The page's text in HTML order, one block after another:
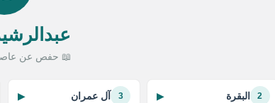
📖 حفص عن
2 البقرة ▶
3 آل عمران ▶